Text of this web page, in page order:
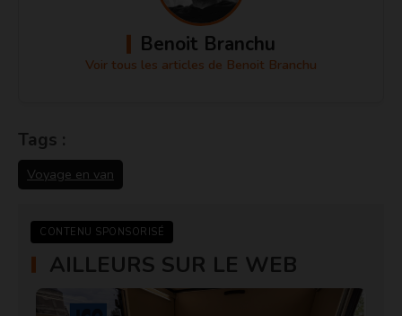
Benoit Branchu
Voir tous les articles de Benoit Branchu
Tags :
Voyage en van
CONTENU SPONSORISÉ
AILLEURS SUR LE WEB